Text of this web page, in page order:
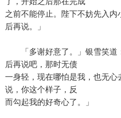
之前不能停止。陛下不妨先入内
后再说。」
「多谢好意了。」银雪笑道
后再说吧，那时无债
一身轻，现在哪怕是我，也无
说，你这个样子，反
而勾起我的好奇心了。」